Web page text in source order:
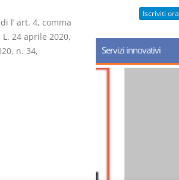
l’ art. 4, comma
24 aprile 2020,
n. 34,
Iscriviti ora
Servizi innovativi